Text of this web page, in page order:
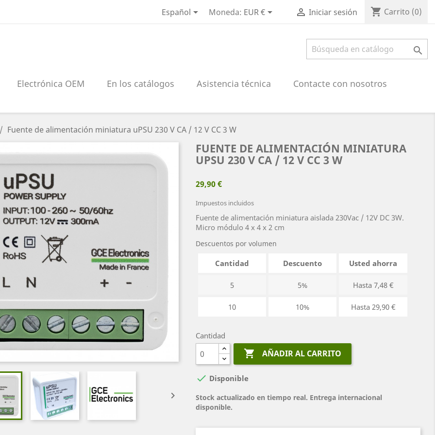
Español Moneda: EUR €  Iniciar sesión shopping_cart Carrito (0)

Electrónica OEM En los catálogos Asistencia técnica Contacte con nosotros
Fuente de alimentación miniatura uPSU 230 V CA / 12 V CC 3 W

FUENTE DE ALIMENTACIÓN MINIATURA
UPSU 230 V CA / 12 V CC 3 W
29,90 €
Impuestos incluidos
Fuente de alimentación miniatura aislada 230Vac / 12V DC 3W.
Micro módulo 4 x 4 x 2 cm
Descuentos por volumen
Cantidad Descuento Usted ahorra
5 5% Hasta 7,48 €
10 10% Hasta 29,90 €
Cantidad
 AÑADIR AL CARRITO
 Disponible
Stock actualizado en tiempo real. Entrega internacional
disponible.